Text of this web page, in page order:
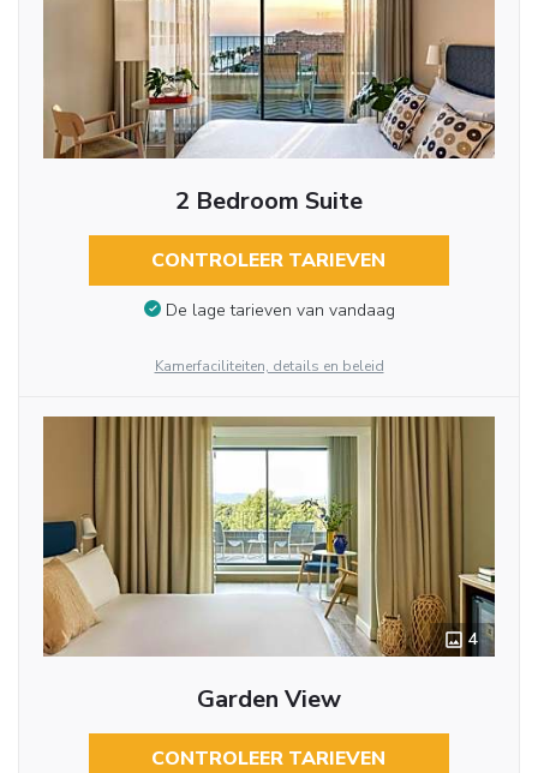
2 Bedroom Suite
CONTROLEER TARIEVEN
De lage tarieven van vandaag
Kamerfaciliteiten, details en beleid
4
Garden View
CONTROLEER TARIEVEN